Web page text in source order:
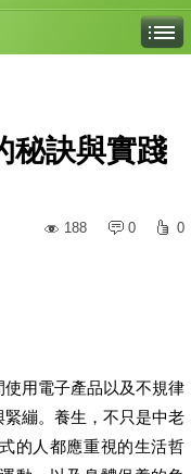
秘訣與實踐
188
0 0
用電子產品以及不規律
繃。養生，不只是中老
的人都應重視的生活哲